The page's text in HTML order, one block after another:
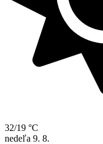
32/19 °C
nedeľa 9. 8.